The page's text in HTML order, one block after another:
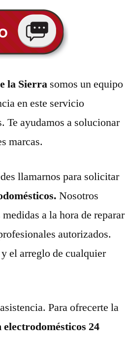
la Sierra somos un equipo
en este servicio
Te ayudamos a solucionar
marcas.
llamarnos para solicitar
Nosotros
a la hora de reparar
autorizados.
el arreglo de cualquier
Para ofrecerte la
24